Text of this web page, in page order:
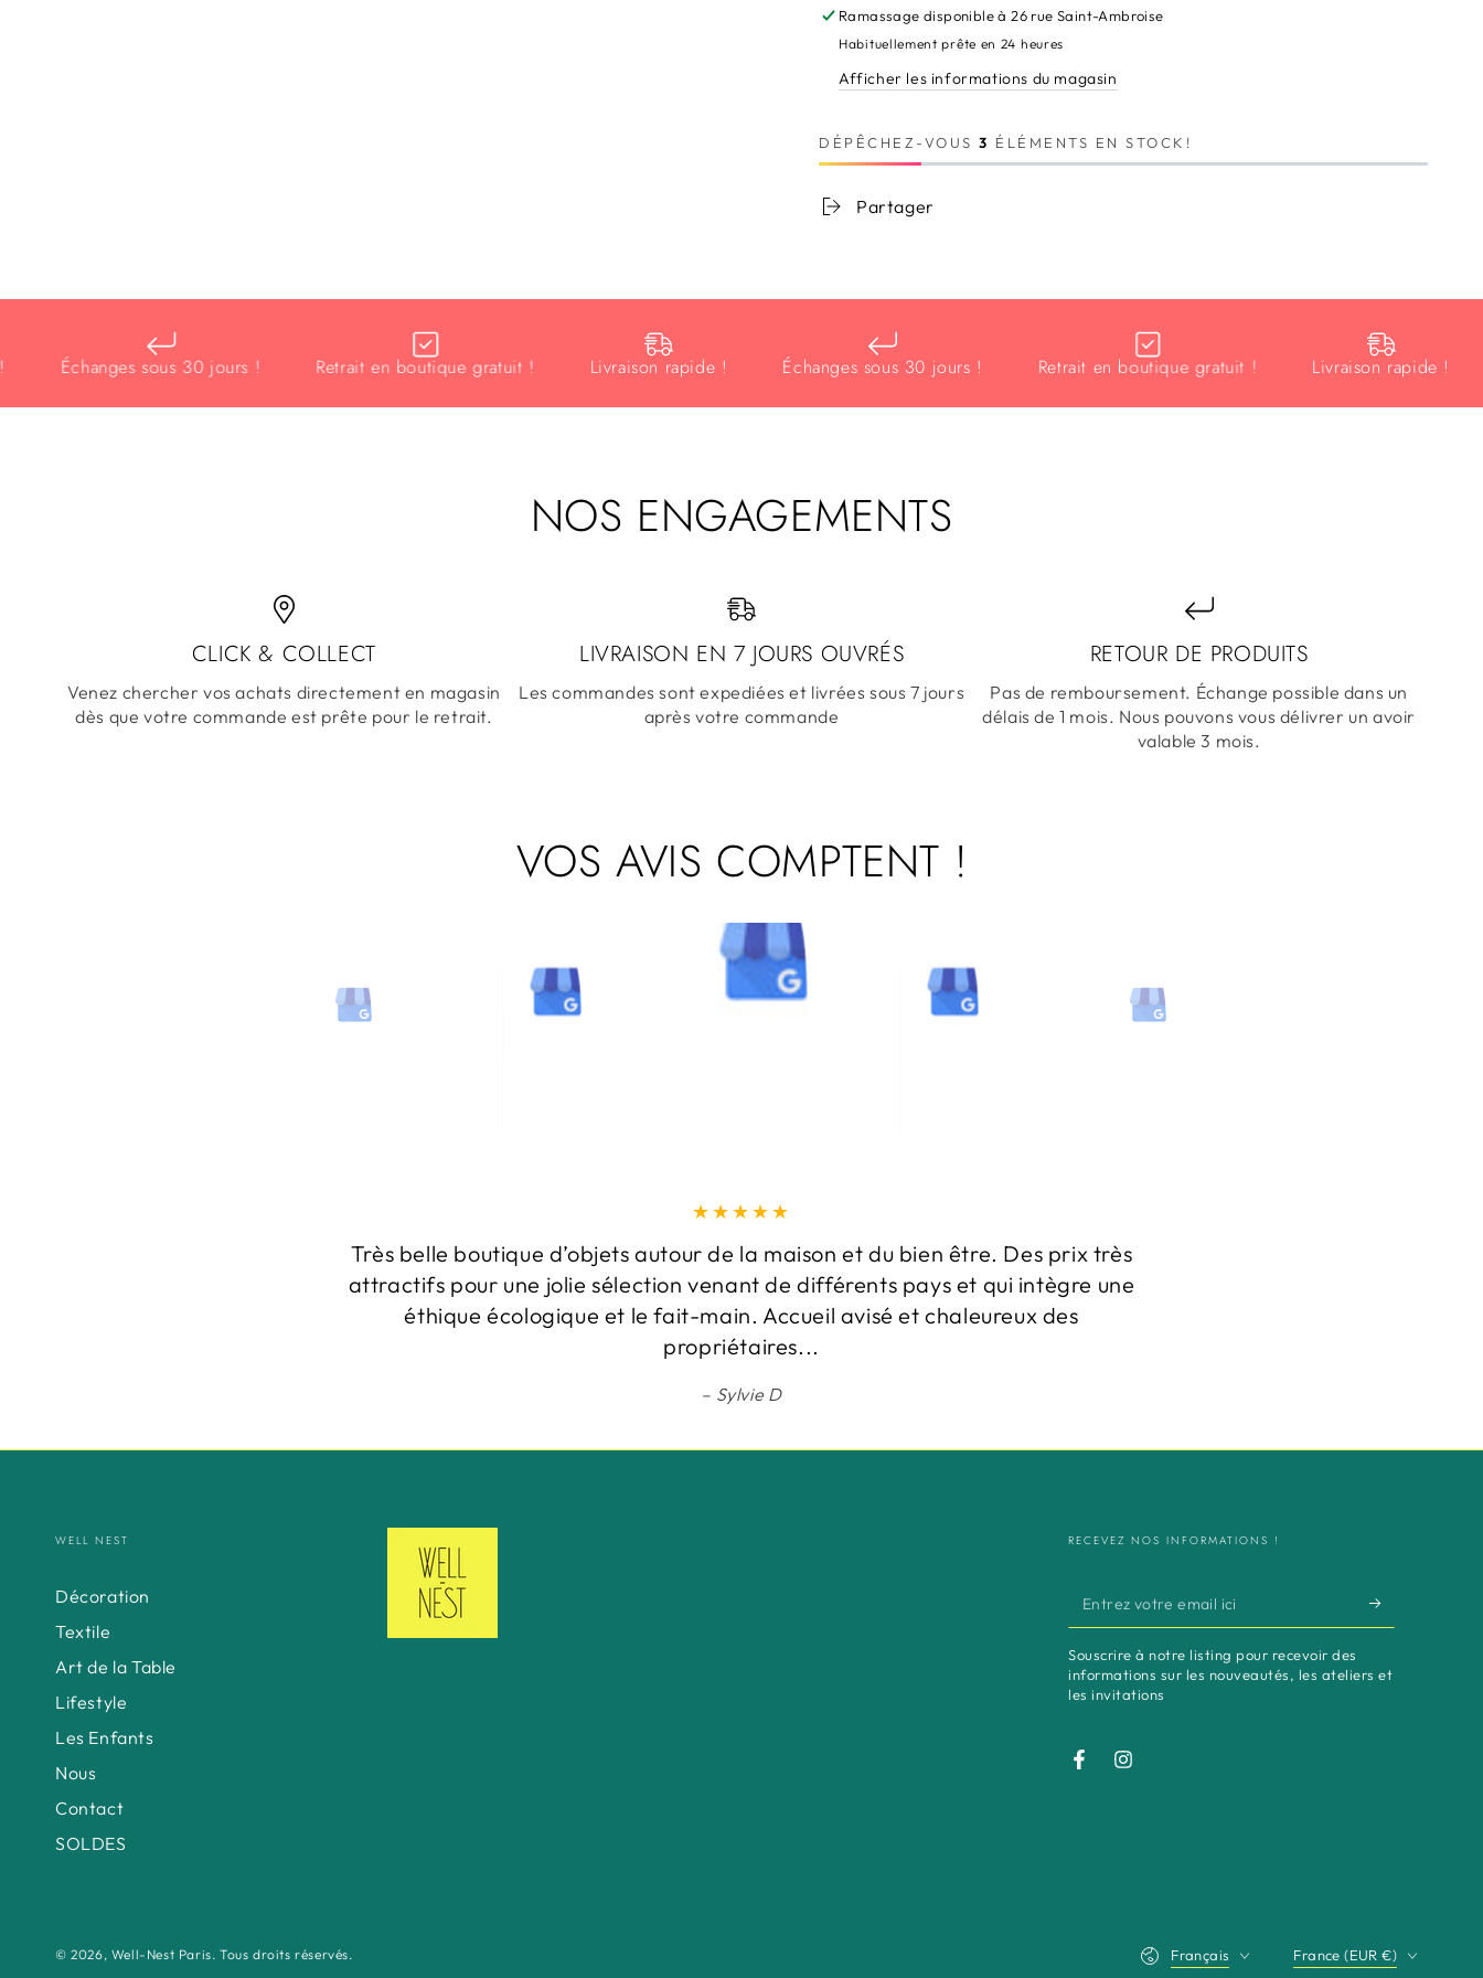
Ramassage disponible à26 rue Saint-Ambroise
Habituellement prête en 24 heures
Afficher les informations du magasin
DÉPÊCHEZ-VOUS 3 ÉLÉMENTS EN STOCK!
Partager
Échanges sous 30 jours ! Retrait en boutique gratuit ! Livraison rapide ! Échanges sous 30 jours ! Retrait en boutique gratuit ! Livraison rapide !
NOS ENGAGEMENTS
CLICK & COLLECT
Venez chercher vos achats directement en magasin
dès que votre commande est prête pour le retrait.
LIVRAISON EN 7 JOURS OUVRÉS
Les commandes sont expediées et livrées sous 7 jours
après votre commande
RETOUR DE PRODUITS
Pas de remboursement. Échange possible dans un
délais de 1 mois. Nous pouvons vous délivrer un avoir
valable 3 mois.
VOS AVIS COMPTENT !
Très belle boutique d’objets autour de la maison et du bien être. Des prix très
attractifs pour une jolie sélection venant de différents pays et qui intègre une
éthique écologique et le fait-main. Accueil avisé et chaleureux des
propriétaires...
Sylvie D
WELL NEST
Décoration
Textile
Art de la Table
Lifestyle
Les Enfants
Nous
Contact
SOLDES
RECEVEZ NOS INFORMATIONS !
Entrez
votre
email
ici
Souscrire à notre listing pour recevoir des
informations sur les nouveautés, les ateliers et
les invitations
FacebookInstagram
© 2026, Well-Nest Paris. Tous droits réservés.
Français France (EUR €)